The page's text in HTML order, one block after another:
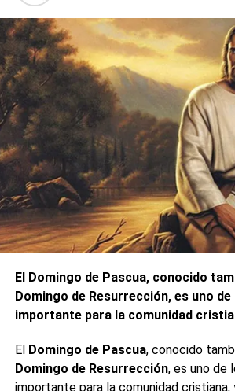
El Domingo de Pascua, conocido
Domingo de Resurrección, es uno
importante para la comunidad
El Domingo de Pascua, conocido
Domingo de Resurrección, es uno de
importante para la comunidad cristiana,